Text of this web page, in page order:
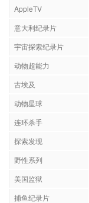
AppleTV
意大利纪录片
宇宙探索纪录片
动物超能力
古埃及
动物星球
连环杀手
探索发现
野性系列
美国监狱
捕鱼纪录片